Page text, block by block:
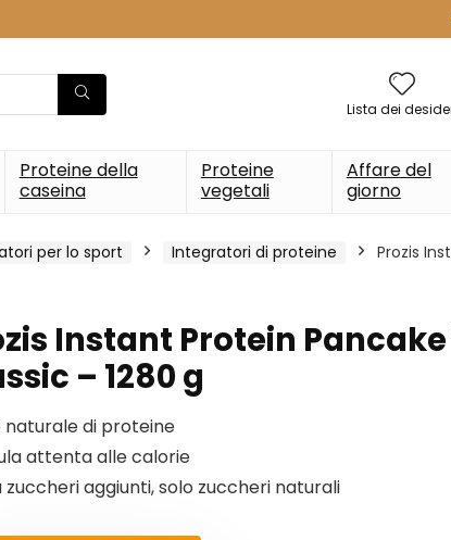
Lista dei
Proteine della
caseina
Proteine
vegetali
Affare del
giorno
per lo sport Integratori di proteine
Prozis
Instant Protein Pancake
– 1280 g
naturale di proteine
attenta alle calorie
zuccheri aggiunti, solo zuccheri naturali